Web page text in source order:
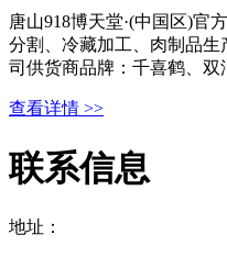
唐山918博天堂·(中国区)官
分割、冷藏加工、肉制品
司供货商品牌：千喜鹤、
查看详情 >>
联系信息
地址：